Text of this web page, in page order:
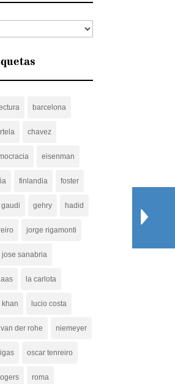
barcelona
chavez
eisenman
finlandia foster
gaudi gehry hadid
jorge rigamonti
jose sanabria
la carlota
khan lucio costa
der rohe niemeyer
oscar tenreiro
roma